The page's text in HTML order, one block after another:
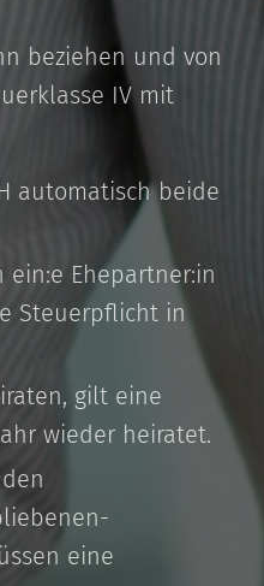
beziehen und von
IV mit
automatisch beide
Ehepartner:in
Steuerpflicht in
gilt eine
wieder heiratet.
eine